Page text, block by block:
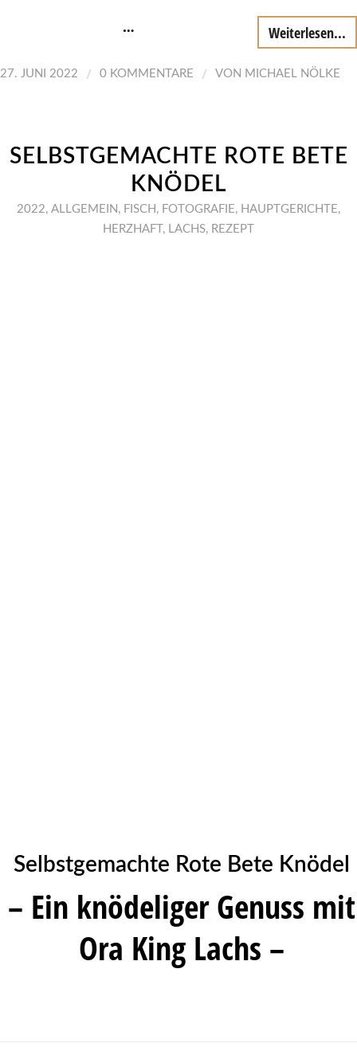
… Weiterlesen...
27. JUNI 2022 / 0 KOMMENTARE / VON MICHAEL NÖLKE
SELBSTGEMACHTE ROTE BETE
KNÖDEL
2022, ALLGEMEIN , FISCH , FOTOGRAFIE, HAUPTGERICHTE,
HERZHAFT , LACHS, REZEPT
Selbstgemachte Rote Bete Knödel
– Ein knödeliger Genuss mit
Ora King Lachs –